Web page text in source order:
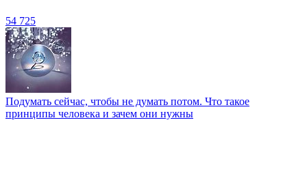
54 725
Подумать сейчас, чтобы не думать потом. Что такое
принципы человека и зачем они нужны